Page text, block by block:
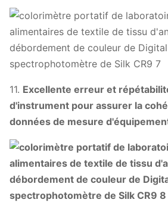
11. Excellente erreur et
d'instrument pour assurer la
données de mesure